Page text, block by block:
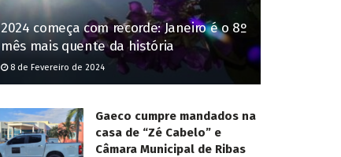
2024 começa com recorde: Janeiro é o 8º
mês mais quente da história
8 de Fevereiro de 2024
Gaeco cumpre mandados na
casa de “Zé Cabelo” e
Câmara Municipal de Ribas